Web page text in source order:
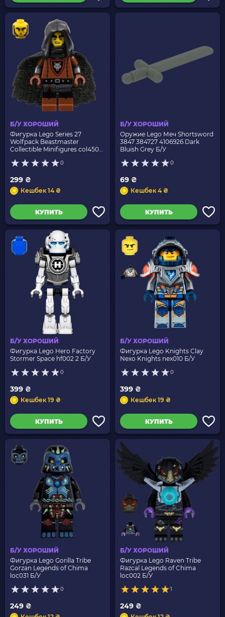
Б/У ХОРОШИЙ
Фигурка Lego Series 27
Wolfpack Beastmaster
Collectible Minifigures col450
0
299 ₴
Кешбек 14 ₴
КУПИТЬ
Б/У ХОРОШИЙ
Оружие Lego Меч Shortsword
3847 384727 4106926 Dark
Bluish Grey Б/У
0
69 ₴
Кешбек 4 ₴
КУПИТЬ
Б/У ХОРОШИЙ
Фигурка Lego Hero Factory
Stormer Space hf002 2 Б/У
0
399 ₴
Кешбек 19 ₴
КУПИТЬ
Б/У ХОРОШИЙ
Фигурка Lego Knights Clay
Nexo Knights nex010 Б/У
0
399 ₴
Кешбек 19 ₴
КУПИТЬ
Б/У ХОРОШИЙ
Фигурка Lego Gorilla Tribe
Gorzan Legends of Chima
loc031 Б/У
0
249 ₴
Б/У ХОРОШИЙ
Фигурка Lego Raven Tribe
Razcal Legends of Chima
loc002 Б/У
1
249 ₴